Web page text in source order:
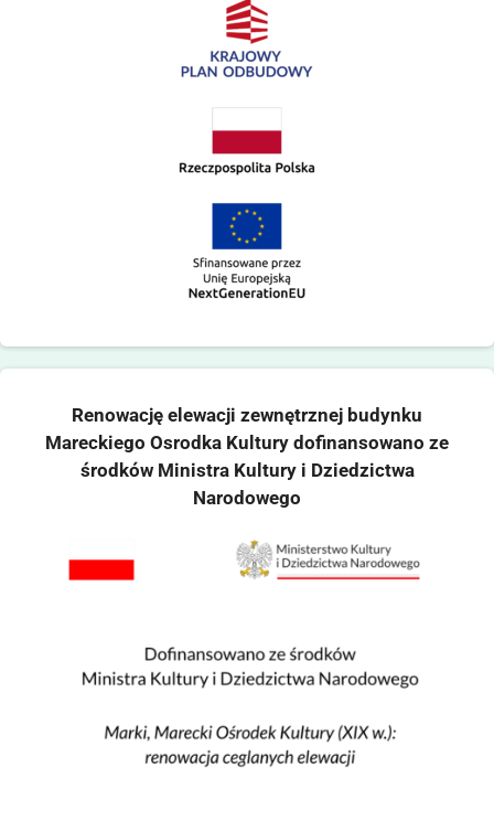
Renowację elewacji zewnętrznej budynku
Mareckiego Osrodka Kultury dofinansowano ze
środków Ministra Kultury i Dziedzictwa
Narodowego